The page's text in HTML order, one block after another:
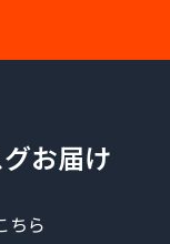
お届け
ちら